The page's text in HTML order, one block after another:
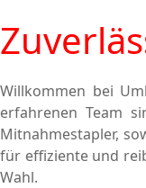
Willkommen bei
erfahrenen Team
Mitnahmestapler,
für effiziente und
Wahl.